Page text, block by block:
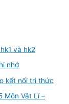
và hk2
nhớ
kết nối tri thức
Môn Vật Lí –